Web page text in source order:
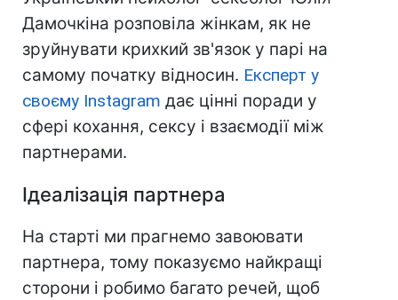
Дамочкіна розповіла жінкам, як не
зруйнувати крихкий зв'язок у парі на
самому початку відносин. Експерт у
своєму Instagram дає цінні поради у
сфері кохання, сексу і взаємодії між
партнерами.
Ідеалізація партнера
На старті ми прагнемо завоювати
партнера, тому показуємо найкращі
сторони і робимо багато речей, щоб